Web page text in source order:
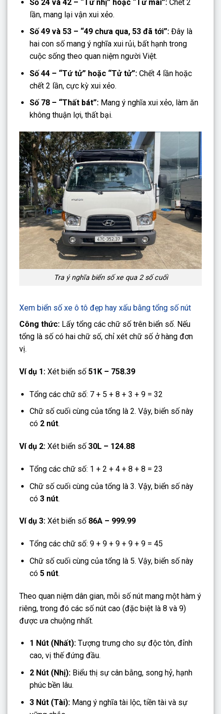
Số 24 và 42 – “Tử nhị” hoặc “Tử mãi”:Chết 2
lần, mang lại vận xui xẻo.
Số 49 và 53 – “49 chưa qua, 53 đã tới”:Đây là
hai con số mang ý nghĩa xui rủi, bất hạnh trong
cuộc sống theo quan niệm người Việt.
Số 44 – “Tứ tử” hoặc “Tử tử”:Chết 4 lần hoặc
chết 2 lần, cực kỳ xui xẻo.
Số 78 – “Thất bát”:Mang ý nghĩa xui xẻo, làm ăn
không thuận lợi, thất bại.
Tra ý nghĩa biển số xe qua 2 số cuối
Xem biển số xe ô tô đẹp hay xấu bằng tổng số nút
Công thức: Lấy tổng các chữ số trên biển số. Nếu
tổng là số có hai chữ số, chỉ xét chữ số ở hàng đơn
vị.
Ví dụ 1: Xét biển số 51K – 758.39
Tổng các chữ số: 7 + 5 + 8 + 3 + 9 = 32
Chữ số cuối cùng của tổng là 2. Vậy, biển số này
có 2 nút.
Ví dụ 2: Xét biển số 30L – 124.88
Tổng các chữ số: 1 + 2 + 4 + 8 + 8 = 23
Chữ số cuối cùng của tổng là 3. Vậy, biển số này
có 3 nút.
Ví dụ 3: Xét biển số 86A – 999.99
Tổng các chữ số: 9 + 9 + 9 + 9 + 9 = 45
Chữ số cuối cùng của tổng là 5. Vậy, biển số này
có 5 nút.
Theo quan niệm dân gian, mỗi số nút mang một hàm ý
riêng, trong đó các số nút cao (đặc biệt là 8 và 9)
được ưa chuộng nhất.
1 Nút (Nhất):Tượng trưng cho sự độc tôn, đỉnh
cao, vị thế đứng đầu.
2 Nút (Nhị):Biểu thị sự cân bằng, song hỷ, hạnh
phúc bền lâu.
3 Nút (Tài):Mang ý nghĩa tài lộc, tiền tài và sự